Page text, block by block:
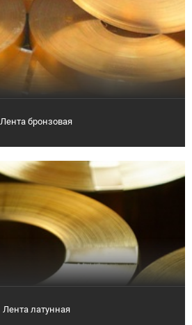
Лента бронзовая
Лента латунная